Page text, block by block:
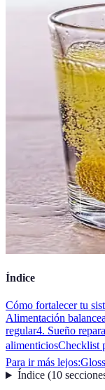
Índice
Cómo fortalecer tu
Alimentación
regular4. Sueño
alimenticiosChecklist
Para ir más lejos:
Índice(10